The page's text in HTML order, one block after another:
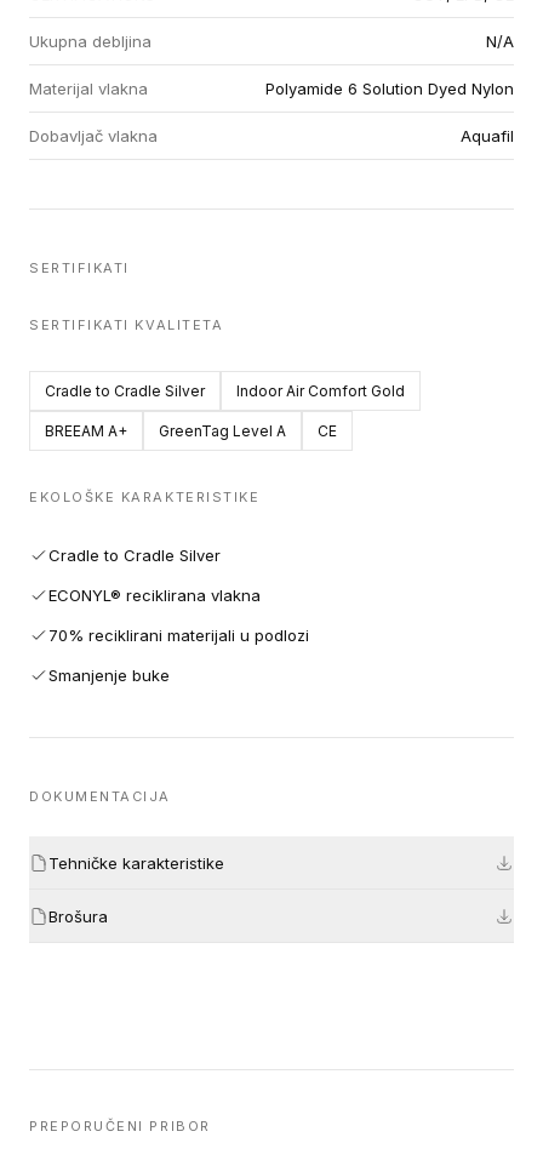
Ukupna debljina N/A
Materijal vlakna Polyamide 6 Solution Dyed Nylon
Dobavljač vlakna Aquafil
SERTIFIKATI
SERTIFIKATI KVALITETA
Cradle to Cradle Silver Indoor Air Comfort Gold
BREEAM A+ GreenTag Level A CE
EKOLOŠKE KARAKTERISTIKE
Cradle to Cradle Silver
ECONYL® reciklirana vlakna
70% reciklirani materijali u podlozi
Smanjenje buke
DOKUMENTACIJA
Tehničke karakteristike
Brošura
PREPORUČENI PRIBOR